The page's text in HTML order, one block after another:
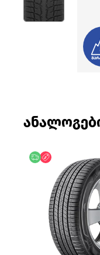
უფასო მიწოდება
ფასდაკლება